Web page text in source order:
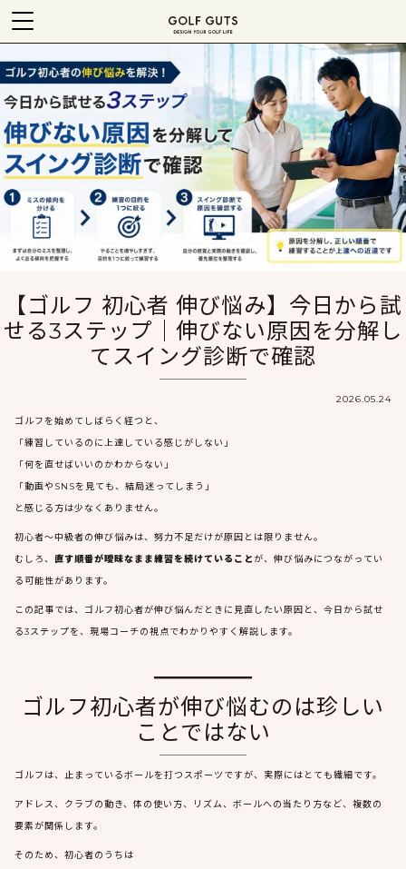
【ゴルフ 初心者 伸び悩み】今日から試
せる3ステップ｜伸びない原因を分解し
てスイング診断で確認
2026.05.24
ゴルフを始めてしばらく経つと、
「練習しているのに上達している感じがしない」
「何を直せばいいのかわからない」
「動画やSNSを見ても、結局迷ってしまう」
と感じる方は少なくありません。
初心者〜中級者の伸び悩みは、努力不足だけが原因とは限りません。
むしろ、 直す順番が曖昧なまま練習を続けていること が、伸び悩みにつながってい
る可能性があります。
この記事では、ゴルフ初心者が伸び悩んだときに見直したい原因と、今日から試せ
る3ステップを、現場コーチの視点でわかりやすく解説します。
ゴルフ初心者が伸び悩むのは珍しい
ことではない
ゴルフは、止まっているボールを打つスポーツですが、実際にはとても繊細です。
アドレス、クラブの動き、体の使い方、リズム、ボールへの当たり方など、複数の
要素が関係します。
そのため、初心者のうちは